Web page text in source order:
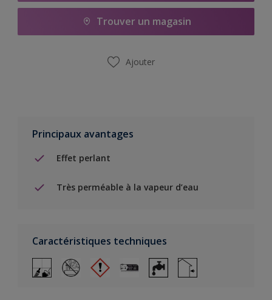
Trouver un magasin
Ajouter
Principaux avantages
Effet perlant
Très perméable à la vapeur d’eau
Caractéristiques techniques